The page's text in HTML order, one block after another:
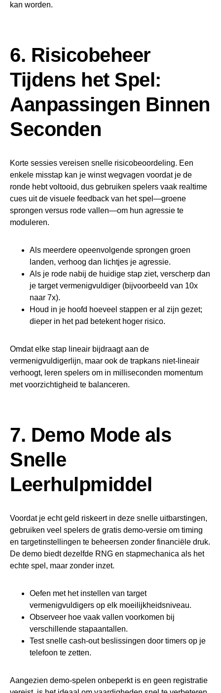
kan worden.
6. Risicobeheer
Tijdens het Spel:
Aanpassingen Binnen
Seconden
Korte sessies vereisen snelle risicobeoordeling. Een
enkele misstap kan je winst wegvagen voordat je de
ronde hebt voltooid, dus gebruiken spelers vaak realtime
cues uit de visuele feedback van het spel—groene
sprongen versus rode vallen—om hun agressie te
moduleren.
Als meerdere opeenvolgende sprongen groen
landen, verhoog dan lichtjes je agressie.
Als je rode nabij de huidige stap ziet, verscherp dan
je target vermenigvuldiger (bijvoorbeeld van 10x
naar 7x).
Houd in je hoofd hoeveel stappen er al zijn gezet;
dieper in het pad betekent hoger risico.
Omdat elke stap lineair bijdraagt aan de
vermenigvuldigerlijn, maar ook de trapkans niet-lineair
verhoogt, leren spelers om in milliseconden momentum
met voorzichtigheid te balanceren.
7. Demo Mode als
Snelle
Leerhulpmiddel
Voordat je echt geld riskeert in deze snelle uitbarstingen,
gebruiken veel spelers de gratis demo‑versie om timing
en targetinstellingen te beheersen zonder financiële druk.
De demo biedt dezelfde RNG en stapmechanica als het
echte spel, maar zonder inzet.
Oefen met het instellen van target
vermenigvuldigers op elk moeilijkheidsniveau.
Observeer hoe vaak vallen voorkomen bij
verschillende stapaantallen.
Test snelle cash‑out beslissingen door timers op je
telefoon te zetten.
Aangezien demo‑spelen onbeperkt is en geen registratie